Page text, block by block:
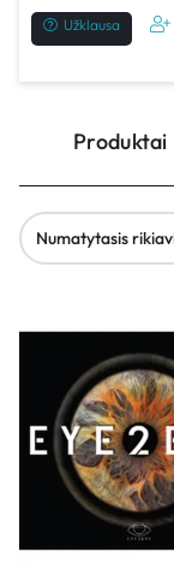
Užklausa
Produktai